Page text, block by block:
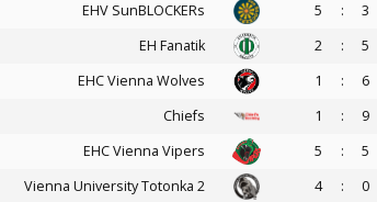
EHV SunBLOCKERs 5 : 3
EH Fanatik 2 : 5
EHC Vienna Wolves 1 : 6
Chiefs 1 : 9
EHC Vienna Vipers 5 : 5
Vienna University Totonka 2 4 : 0